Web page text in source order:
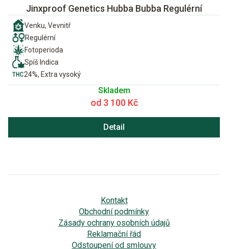
Jinxproof Genetics Hubba Bubba Regulérní
Venku, Vevnitř
Regulérní
Fotoperioda
Spíš Indica
24%, Extra vysoký
Skladem
od 3 100 Kč
Detail
Kontakt
Obchodní podmínky
Zásady ochrany osobních údajů
Reklamační řád
Odstoupení od smlouvy